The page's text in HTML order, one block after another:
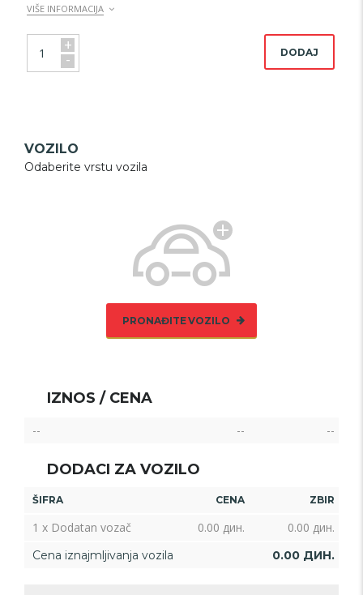
VIŠE INFORMACIJA
+
- DODAJ
VOZILO
Odaberite vrstu vozila
PRONAĐITE VOZILO
IZNOS / CENA
-- -- --
DODACI ZA VOZILO
ŠIFRA CENA ZBIR
1 x Dodatan vozač 0.00 дин. 0.00 дин.
Cena iznajmljivanja vozila 0.00 ДИН.